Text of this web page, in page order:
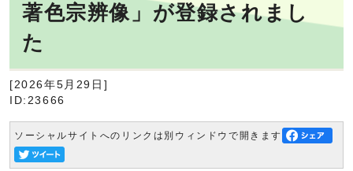
著色宗辨像」が登録されまし
た
[2026年5月29日]
ID:23666
ソーシャルサイトへのリンクは別ウィンドウで開きます